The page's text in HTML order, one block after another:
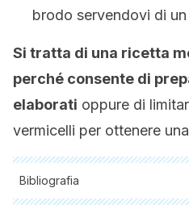
brodo servendovi di
Si tratta di una ricetta
perché consente di
elaborati oppure di
vermicelli per ottenere una
Bibliografia
Tutte le fonti citate sono state